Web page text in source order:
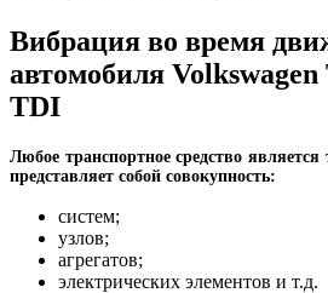
Вибрация во время
автомобиля
TDI
Любое транспортное средство
представляет собой совокупность:
систем;
узлов;
агрегатов;
электрических элементов и т.д.